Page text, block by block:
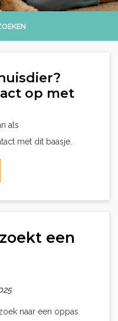
op met
als
met dit baasje.
een
naar een oppas